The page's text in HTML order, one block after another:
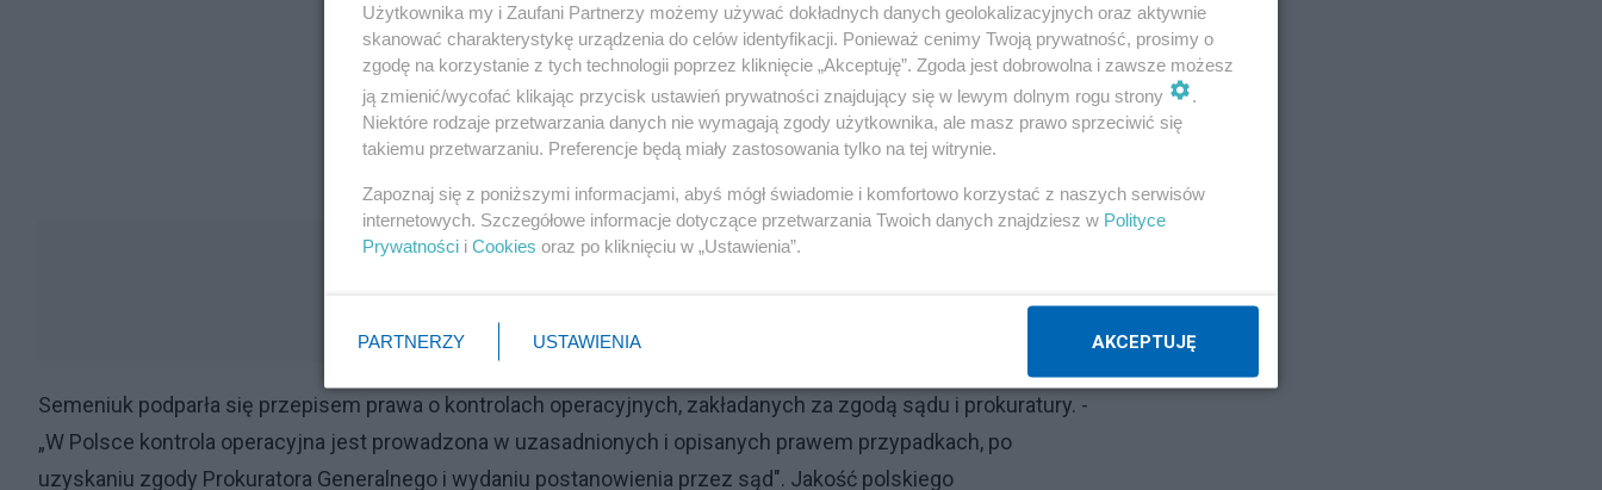
Semeniuk podparła się przepisem prawa o kontrolach operacyjnych, zakładanych za zgodą sądu i prokuratury. -
„W Polsce kontrola operacyjna jest prowadzona w uzasadnionych i opisanych prawem przypadkach, po
uzyskaniu zgody Prokuratora Generalnego i wydaniu postanowienia przez sąd". Jakość polskiego
Użytkownika my i Zaufani Partnerzy możemy używać dokładnych danych geolokalizacyjnych oraz aktywnie
skanować charakterystykę urządzenia do celów identyfikacji. Ponieważ cenimy Twoją prywatność, prosimy o
zgodę na korzystanie z tych technologii poprzez kliknięcie „Akceptuję”. Zgoda jest dobrowolna i zawsze możesz
ją zmienić/wycofać klikając przycisk ustawień prywatności znajdujący się w lewym dolnym rogu strony
.
Niektóre rodzaje przetwarzania danych nie wymagają zgody użytkownika, ale masz prawo sprzeciwić się
takiemu przetwarzaniu. Preferencje będą miały zastosowania tylko na tej witrynie.
Zapoznaj się z poniższymi informacjami, abyś mógł świadomie i komfortowo korzystać z naszych serwisów
internetowych. Szczegółowe informacje dotyczące przetwarzania Twoich danych znajdziesz w Polityce
Prywatności i Cookies oraz po kliknięciu w „Ustawienia”.
PARTNERZY USTAWIENIA AKCEPTUJĘ